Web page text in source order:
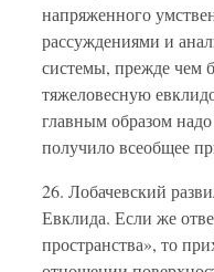
напряженного
рассуждениями и
системы, прежде чем
тяжеловесную
главным образом
получило всеобщее
26. Лобачевский
Евклида. Если же
пространства», то